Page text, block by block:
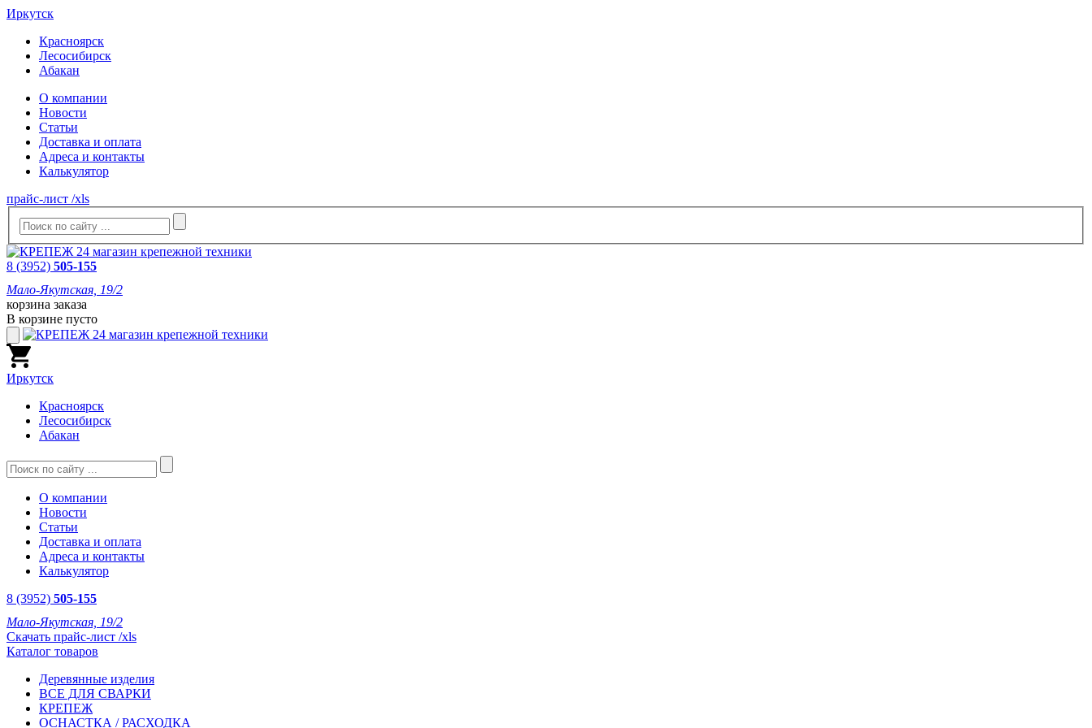
Иркутск
Красноярск
Лесосибирск
Абакан
О компании
Новости
Статьи
Доставка и оплата
Адреса и контакты
Калькулятор
прайс-лист /xls
8 (3952) 505-155
Мало-Якутская, 19/2
корзина заказа
В корзине пусто
Иркутск
Красноярск
Лесосибирск
Абакан
О компании
Новости
Статьи
Доставка и оплата
Адреса и контакты
Калькулятор
8 (3952) 505-155
Мало-Якутская, 19/2
Скачать прайс-лист /xls
Каталог товаров
Деревянные изделия
ВСЕ ДЛЯ СВАРКИ
КРЕПЕЖ
ОСНАСТКА / РАСХОДКА